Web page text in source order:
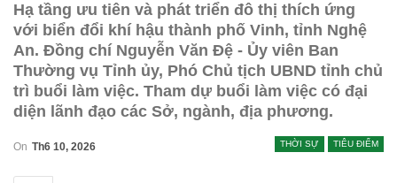
Hạ tầng ưu tiên và phát triển đô thị thích ứng
với biển đổi khí hậu thành phố Vinh, tỉnh Nghệ
An. Đồng chí Nguyễn Văn Đệ - Ủy viên Ban
Thường vụ Tỉnh ủy, Phó Chủ tịch UBND tỉnh chủ
trì buổi làm việc. Tham dự buổi làm việc có đại
diện lãnh đạo các Sở, ngành, địa phương.
THỜI SỰ TIÊU ĐIỂM
On Th6 10, 2026